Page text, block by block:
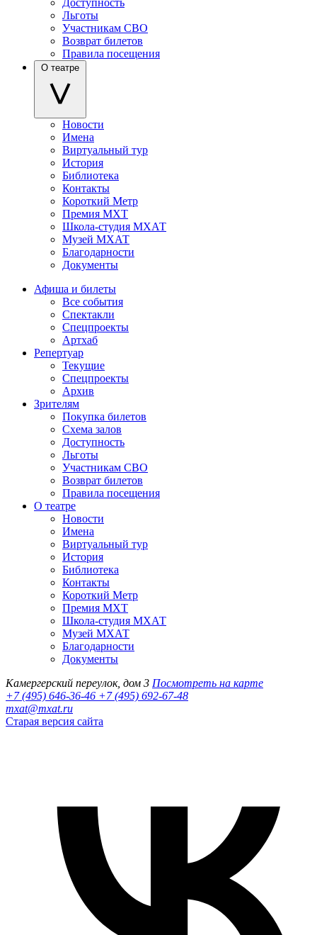
Доступность
Льготы
Участникам СВО
Возврат билетов
Правила посещения
О театре
Новости
Имена
Виртуальный тур
История
Библиотека
Контакты
Короткий Метр
Премия МХТ
Школа-студия МХАТ
Музей МХАТ
Благодарности
Документы
Афиша и билеты
Все события
Спектакли
Спецпроекты
Артхаб
Репертуар
Текущие
Спецпроекты
Архив
Зрителям
Покупка билетов
Схема залов
Доступность
Льготы
Участникам СВО
Возврат билетов
Правила посещения
О театре
Новости
Имена
Виртуальный тур
История
Библиотека
Контакты
Короткий Метр
Премия МХТ
Школа-студия МХАТ
Музей МХАТ
Благодарности
Документы
Камергерский переулок, дом 3 Посмотреть на карте
+7 (495) 646-36-46 +7 (495) 692-67-48‬
mxat@mxat.ru
Старая версия сайта